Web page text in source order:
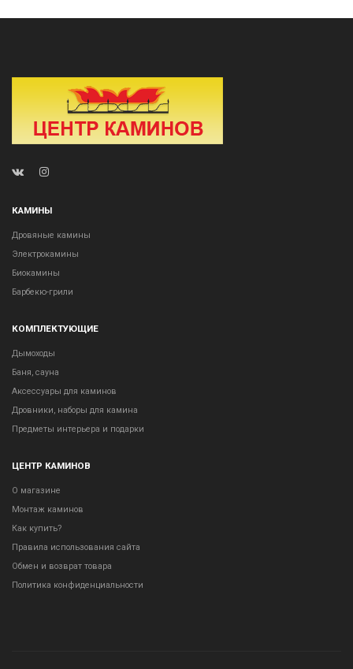
КАМИНЫ
Дровяные камины
Электрокамины
Биокамины
Барбекю-грили
КОМПЛЕКТУЮЩИЕ
Дымоходы
Баня, сауна
Аксессуары для каминов
Дровники, наборы для камина
Предметы интерьера и подарки
ЦЕНТР КАМИНОВ
О магазине
Монтаж каминов
Как купить?
Правила использования сайта
Обмен и возврат товара
Политика конфиденциальности